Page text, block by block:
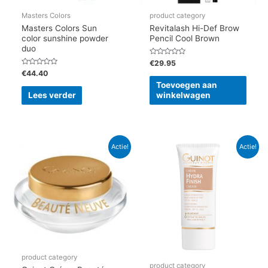
Masters Colors
Masters Colors Sun
color sunshine powder
duo
Gewaardeerd
0
uit
€44.40
Lees verder
product category
Revitalash Hi-Def Brow
Pencil Cool Brown
Gewaardeerd
0
uit
€29.95
Toevoegen aan
winkelwagen
Actie!
product category
Oorspronkelijke
€100.25.€85.21.
Actie!
product category
Oorspronkelijke
prijs
was:
€49.95.
Huidige
is: